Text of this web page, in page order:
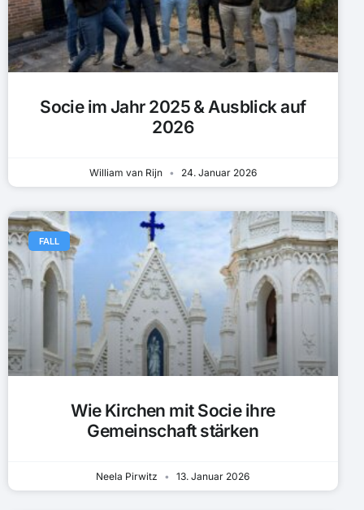
Socie im Jahr 2025 & Ausblick auf
2026
William van Rijn 24. Januar 2026
FALL
Wie Kirchen mit Socie ihre
Gemeinschaft stärken
Neela Pirwitz 13. Januar 2026